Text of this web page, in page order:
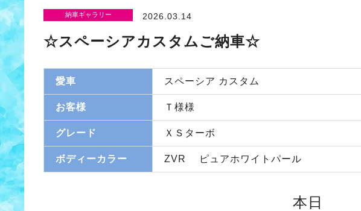
納車ギャラリー 2026.03.14
☆スペーシアカスタムご納車☆
愛車 スペーシア カスタム
お客様 Ｔ様様
グレード ＸＳターボ
ボディーカラー ZVR ピュアホワイトパール
本日